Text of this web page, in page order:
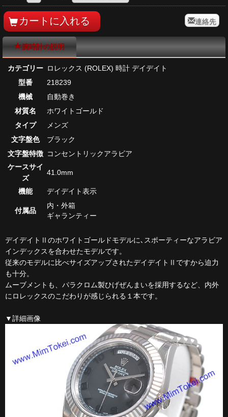
連絡先
腕時計の説明
カテゴリー ロレックス (ROLEX) 時計 デイデイト
型番
218239
機械
自動巻き
材質名
ホワイトゴールド
タイプ
メンズ
文字盤色
ブラック
文字盤特徴 コンセントリックアラビア
ケースサイ
ズ
41.0mm
機能 デイデイト表示
付属品
内・外箱
ギャランティー
デイデイトⅡのホワイトゴールドモデルに､スポーティーなアラビア
インデックスを合わせたモデルです。
従来のモデルに比べサイズアップされたデイデイトⅡですから迫力
も十分。
ムーブメントも、パラクロム製ひげぜんまいを採用するなど、内外
にロレックスのこだわりが感じられる１本です。
▼詳細画像